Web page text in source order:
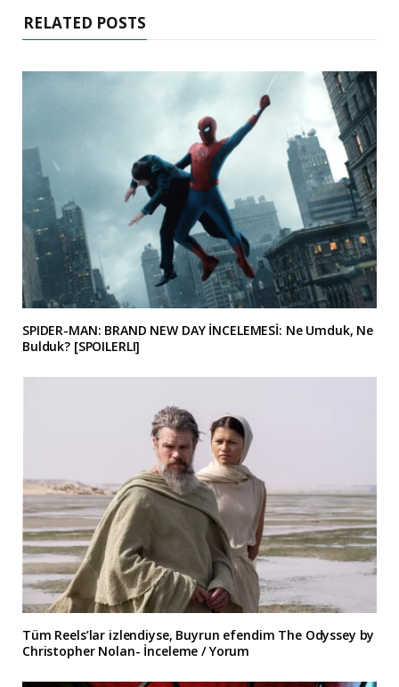
RELATED POSTS
SPIDER-MAN: BRAND NEW DAY İNCELEMESİ: Ne Umduk, Ne
Bulduk? [SPOILERLI]
Tüm Reels’lar izlendiyse, Buyrun efendim The Odyssey by
Christopher Nolan- İnceleme / Yorum